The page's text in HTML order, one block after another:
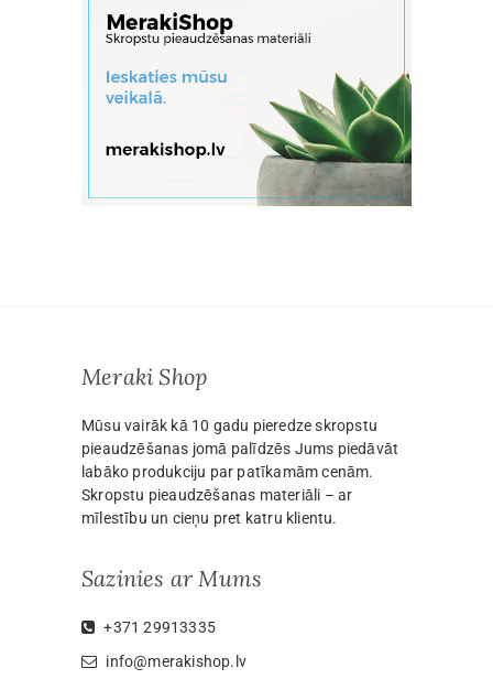
Meraki Shop
Mūsu vairāk kā 10 gadu pieredze skropstu
pieaudzēšanas jomā palīdzēs Jums piedāvāt
labāko produkciju par patīkamām cenām.
Skropstu pieaudzēšanas materiāli – ar
mīlestību un cieņu pret katru klientu.
Sazinies ar Mums
+371 29913335
info@merakishop.lv